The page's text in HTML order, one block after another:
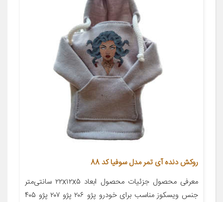
روکش دنده آی تمر مدل سوفیا کد 88
معرفی محصول جزئیات محصول ابعاد ۲۲x۱۲x۵ سانتی‌متر
جنس ویسکوز مناسب برای خودرو پژو ۲۰۶ پژو ۲۰۷ پژو ۴۰۵